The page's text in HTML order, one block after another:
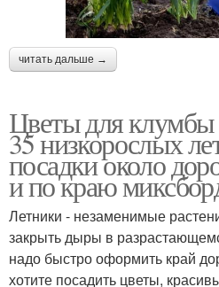
читать дальше →
Цветы для клумбы
35 низкорослых
посадки около
и по краю
Летники - незаменимые
закрыть дыры в
надо быстро оформить край
хотите посадить цветы,